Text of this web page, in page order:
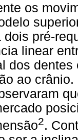
os
dois pré-
linear
dos
ao
2.